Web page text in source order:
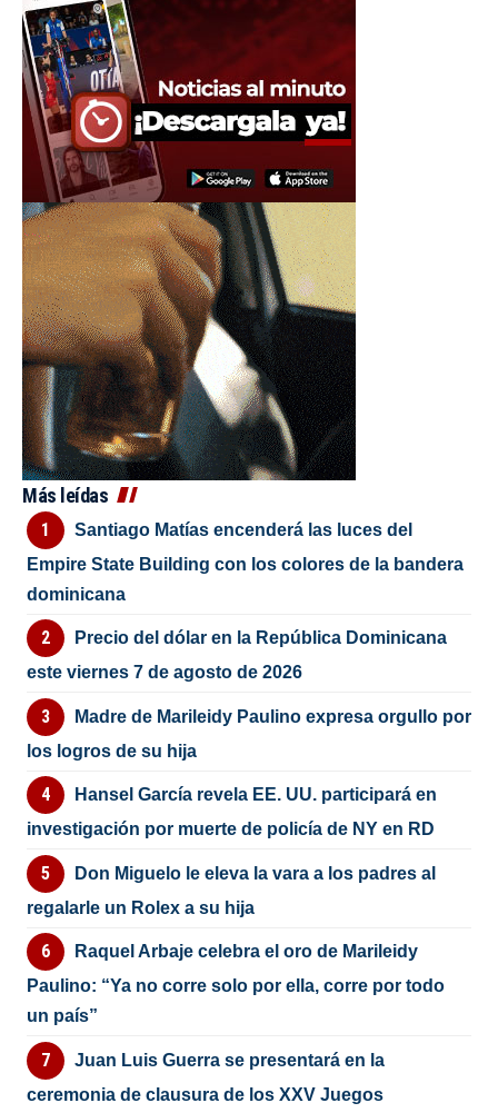
Más leídas
Santiago Matías encenderá las luces del
Empire State Building con los colores de la bandera
dominicana
Precio del dólar en la República Dominicana
este viernes 7 de agosto de 2026
Madre de Marileidy Paulino expresa orgullo por
los logros de su hija
Hansel García revela EE. UU. participará en
investigación por muerte de policía de NY en RD
Don Miguelo le eleva la vara a los padres al
regalarle un Rolex a su hija
Raquel Arbaje celebra el oro de Marileidy
Paulino: “Ya no corre solo por ella, corre por todo
un país”
Juan Luis Guerra se presentará en la
ceremonia de clausura de los XXV Juegos